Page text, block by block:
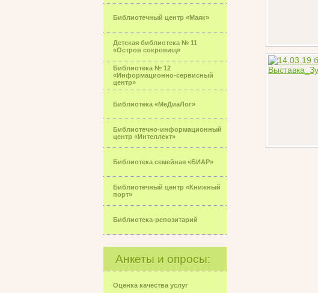
Библиотечный центр «Маяк»
Детская библиотека № 11
«Остров сокровищ»
Библиотека № 12
«Информационно-сервисный
центр»
Библиотека «МеДиаЛог»
Библиотечно-информационный
центр «Интеллект»
Библиотека семейная «БИАР»
Библиотечный центр «Книжный
порт»
Библиотека-репозитарий
Анкеты и опросы:
Оценка качества услуг